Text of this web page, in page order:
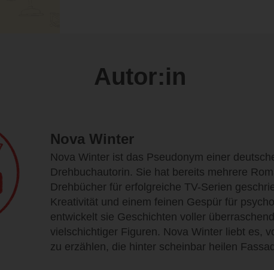
Autor:in
Nova Winter
Nova Winter ist das Pseudonym einer
Drehbuchautorin. Sie hat bereits mehrere
Drehbücher für erfolgreiche TV-Serien
Kreativität und einem feinen Gespür für
entwickelt sie Geschichten voller
vielschichtiger Figuren. Nova Winter liebt es,
zu erzählen, die hinter scheinbar heilen